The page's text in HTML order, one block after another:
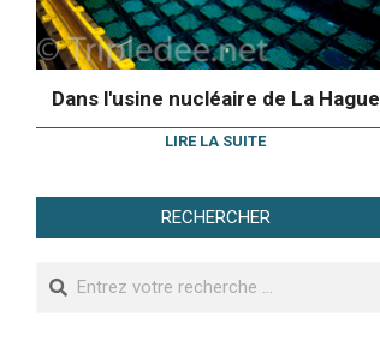
Dans l'usine nucléaire de La Hague
LIRE LA SUITE
RECHERCHER